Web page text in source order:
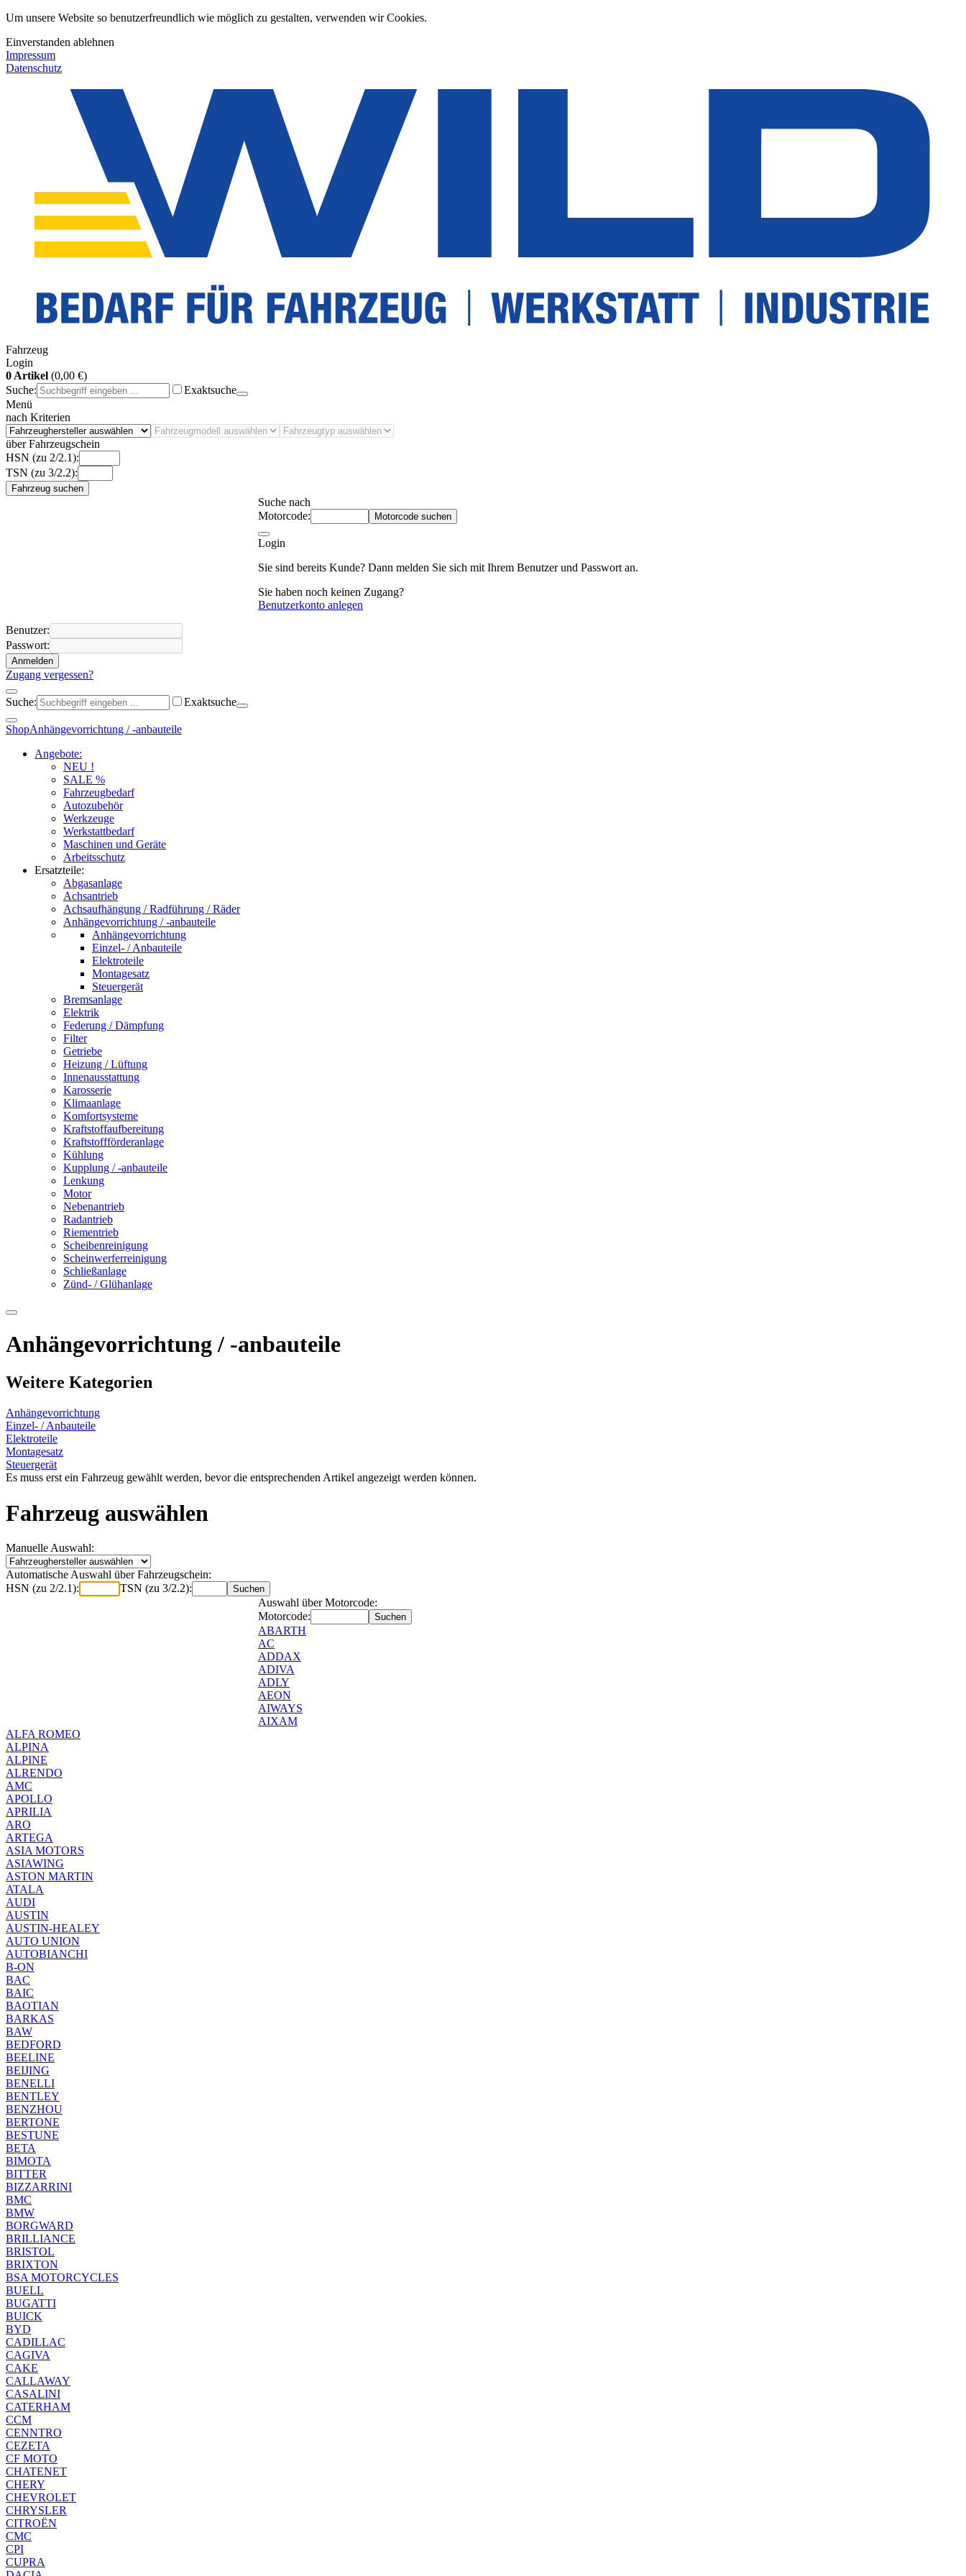
Um unsere Website so benutzerfreundlich wie möglich zu gestalten, verwenden wir Cookies.
Einverstanden ablehnen
Impressum
Datenschutz
Fahrzeug
Login
0 Artikel (0,00 €)
Suche:
Exaktsuche
Menü
nach Kriterien
über Fahrzeugschein
HSN (zu 2/2.1):
TSN (zu 3/2.2):
Fahrzeug suchen
Suche nach
Motorcode:
Motorcode suchen
Login
Sie sind bereits Kunde? Dann melden Sie sich mit Ihrem Benutzer und Passwort an.
Sie haben noch keinen Zugang?
Benutzerkonto anlegen
Benutzer:
Passwort:
Anmelden
Zugang vergessen?
Suche: Exaktsuche
ShopAnhängevorrichtung / -anbauteile
Angebote:
NEU !
SALE %
Fahrzeugbedarf
Autozubehör
Werkzeuge
Werkstattbedarf
Maschinen und Geräte
Arbeitsschutz
Ersatzteile:
Abgasanlage
Achsantrieb
Achsaufhängung / Radführung / Räder
Anhängevorrichtung / -anbauteile
Anhängevorrichtung
Einzel- / Anbauteile
Elektroteile
Montagesatz
Steuergerät
Bremsanlage
Elektrik
Federung / Dämpfung
Filter
Getriebe
Heizung / Lüftung
Innenausstattung
Karosserie
Klimaanlage
Komfortsysteme
Kraftstoffaufbereitung
Kraftstoffförderanlage
Kühlung
Kupplung / -anbauteile
Lenkung
Motor
Nebenantrieb
Radantrieb
Riementrieb
Scheibenreinigung
Scheinwerferreinigung
Schließanlage
Zünd- / Glühanlage
Anhängevorrichtung / -anbauteile
Weitere Kategorien
Anhängevorrichtung
Einzel- / Anbauteile
Elektroteile
Montagesatz
Steuergerät
Es muss erst ein Fahrzeug gewählt werden, bevor die entsprechenden Artikel angezeigt werden können.
Fahrzeug auswählen
Manuelle Auswahl:
Automatische Auswahl über Fahrzeugschein:
HSN (zu 2/2.1):
TSN (zu 3/2.2):
Auswahl über Motorcode:
Motorcode:
ABARTH
AC
ADDAX
ADIVA
ADLY
AEON
AIWAYS
AIXAM
ALFA ROMEO
ALPINA
ALPINE
ALRENDO
AMC
APOLLO
APRILIA
ARO
ARTEGA
ASIA MOTORS
ASIAWING
ASTON MARTIN
ATALA
AUDI
AUSTIN
AUSTIN-HEALEY
AUTO UNION
AUTOBIANCHI
B-ON
BAC
BAIC
BAOTIAN
BARKAS
BAW
BEDFORD
BEELINE
BEIJING
BENELLI
BENTLEY
BENZHOU
BERTONE
BESTUNE
BETA
BIMOTA
BITTER
BIZZARRINI
BMC
BMW
BORGWARD
BRILLIANCE
BRISTOL
BRIXTON
BSA MOTORCYCLES
BUELL
BUGATTI
BUICK
BYD
CADILLAC
CAGIVA
CAKE
CALLAWAY
CASALINI
CATERHAM
CCM
CENNTRO
CEZETA
CF MOTO
CHATENET
CHERY
CHEVROLET
CHRYSLER
CITROËN
CMC
CPI
CUPRA